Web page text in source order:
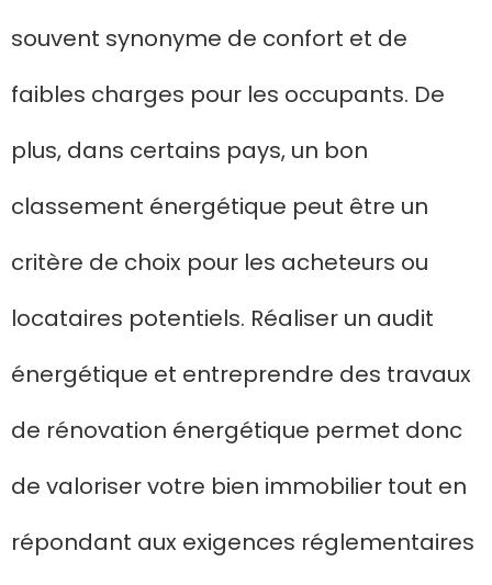
souvent synonyme de confort et de
faibles charges pour les occupants. De
plus, dans certains pays, un bon
classement énergétique peut être un
critère de choix pour les acheteurs ou
locataires potentiels. Réaliser un audit
énergétique et entreprendre des travaux
de rénovation énergétique permet donc
de valoriser votre bien immobilier tout en
répondant aux exigences réglementaires